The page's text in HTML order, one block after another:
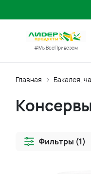
#МыВсёПривезем
Главная Бакалея,
Фильтры (1)